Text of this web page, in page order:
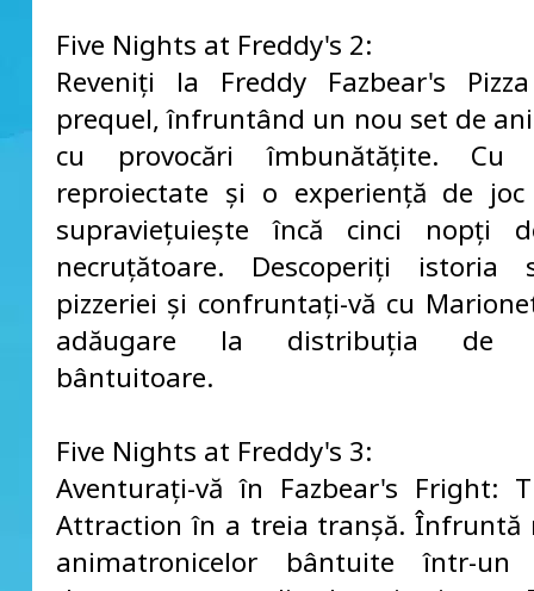
Five Nights at Freddy's 2:
Reveniți la Freddy Fazbear's
prequel, înfruntând un nou set de
cu provocări îmbunătățite. Cu
reproiectate și o experiență de
supraviețuiește încă cinci nopți
necruțătoare. Descoperiți istoria
pizzeriei și confruntați-vă cu
adăugare la distribuția de
bântuitoare.
Five Nights at Freddy's 3:
Aventurați-vă în Fazbear's Fright:
Attraction în a treia tranșă. Înfruntă
animatronicelor bântuite într-